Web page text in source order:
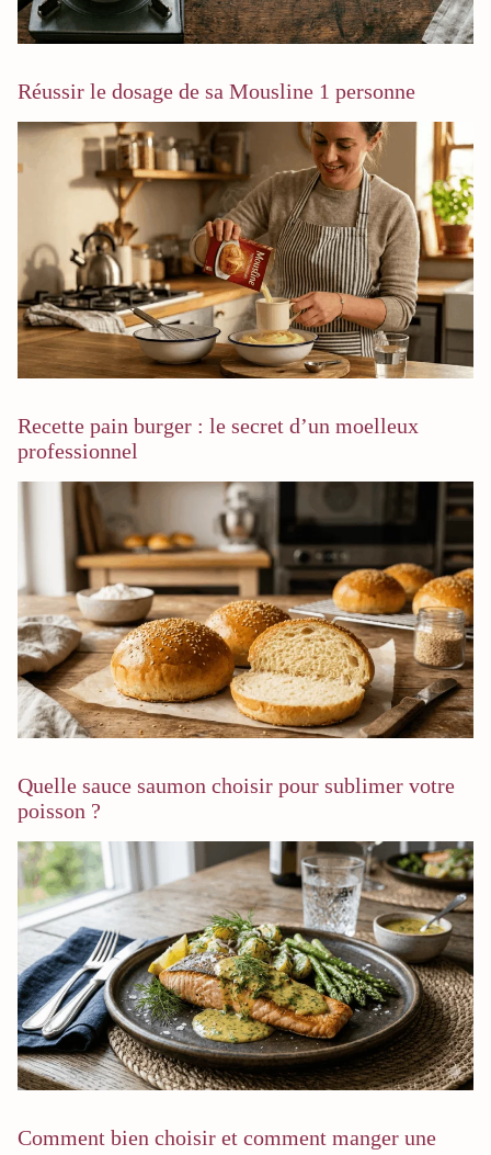
Réussir le dosage de sa Mousline 1 personne
Recette pain burger : le secret d’un moelleux
professionnel
Quelle sauce saumon choisir pour sublimer votre
poisson ?
Comment bien choisir et comment manger une